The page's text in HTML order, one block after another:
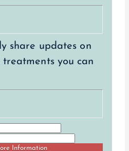
share updates on
you can